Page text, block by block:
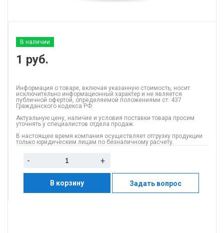
В наличии
1 руб.
Информация о товаре, включая указанную стоимость, носит
исключительно информационный характер и не является
публичной офертой, определяемой положениями ст. 437
Гражданского кодекса РФ.
Актуальную цену, наличие и условия поставки товара просим
уточнять у специалистов отдела продаж.
В настоящее время компания осуществляет отгрузку продукции
только юридическим лицам по безналичному расчету.
- +
В корзину Задать вопрос